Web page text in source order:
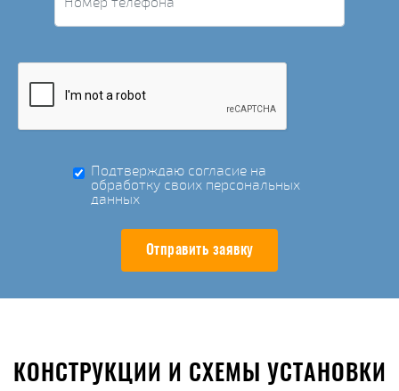
Подтверждаю согласие на
обработку своих персональных
данных
Отправить заявку
КОНСТРУКЦИИ И СХЕМЫ УСТАНОВКИ